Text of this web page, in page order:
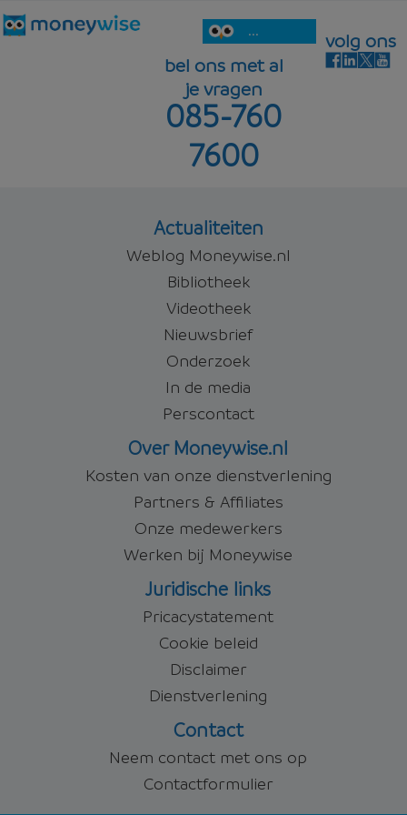
...
bel ons met al
je vragen
085-760
7600
volg ons
Actualiteiten
Weblog Moneywise.nl
Bibliotheek
Videotheek
Nieuwsbrief
Onderzoek
In de media
Perscontact
Over Moneywise.nl
Kosten van onze dienstverlening
Partners & Affiliates
Onze medewerkers
Werken bij Moneywise
Juridische links
Pricacystatement
Cookie beleid
Disclaimer
Dienstverlening
Contact
Neem contact met ons op
Contactformulier